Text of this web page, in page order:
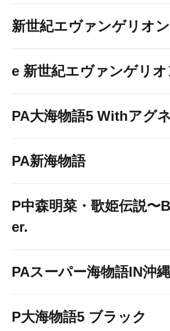
新世紀エヴァンゲリオ
e 新世紀エヴァンゲリ
PA大海物語5 Withアグ
PA新海物語
P中森明菜・歌姫伝説〜
er.
PAスーパー海物語IN沖
P大海物語5 ブラック